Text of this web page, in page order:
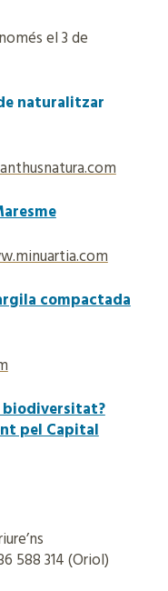
el 3 de
naturalitzar
compactada
biodiversitat?
pel Capital
588 314 (Oriol)